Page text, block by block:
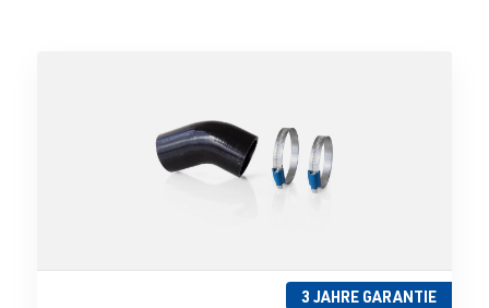
3 JAHRE GARANTIE